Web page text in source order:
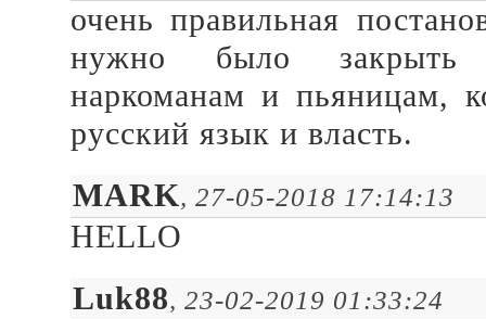
очень правильная
нужно было закрыть
наркоманам и пьяницам,
русский язык и власть.
MARK, 27-05-2018 17:14:13
HELLO
Luk88, 23-02-2019 01:33:24